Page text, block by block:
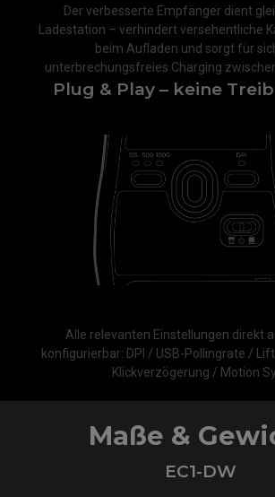
Der verbesserte Empfänger dient
Ladestation – verhindert versehentliche
beim Aufladen und sorgt für
unterbrechungsfreies Charging
Plug & Play – keine
Alle relevanten Einstellungen direkt
konfigurierbar: DPI / USB-Pollingrate /
Klickverzögerung / Motion
Maße &
EC1-DW